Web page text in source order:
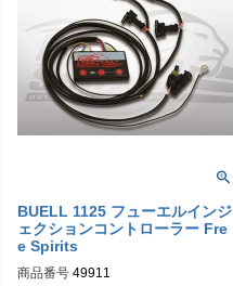
BUELL 1125 フューエルインジ
ェクションコントローラー Fre
e Spirits
商品番号 49911